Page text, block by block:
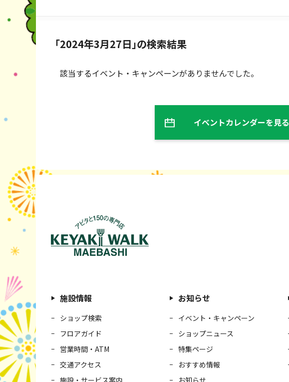
「2024年3月27日」の検索結果
該当するイベント・キャンペーンがありませんでした。
イベントカレンダーを見る
施設情報
ショップ検索
フロアガイド
営業時間・ATM
交通アクセス
施設・サービス案内
お知らせ
イベント・キャンペーン
ショップニュース
特集ページ
おすすめ情報
お知らせ